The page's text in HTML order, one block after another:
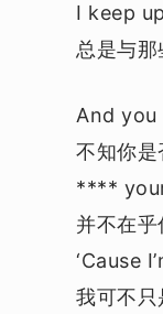
I keep
总是与那
And
不知你是
****
并不在
‘Cause
我可不只